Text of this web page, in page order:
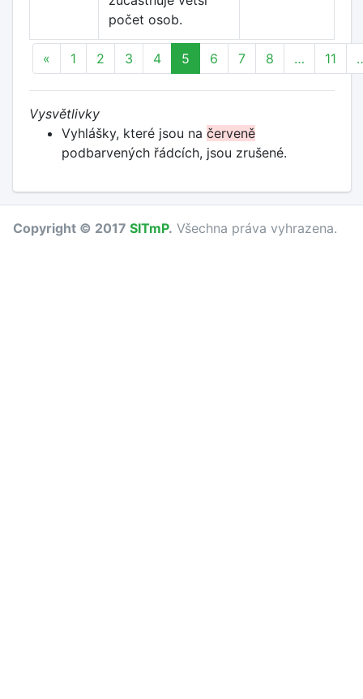
počet osob.
« 1 2 3 4 5 6 7 8 … 11
Vysvětlivky
Vyhlášky, které jsou na červeně
podbarvených řádcích, jsou zrušené.
Copyright © 2017 SITmP. Všechna práva vyhrazena.